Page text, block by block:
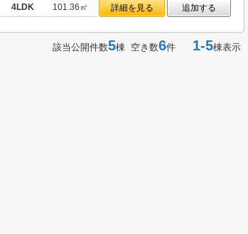
4LDK 101.36㎡ 詳細を見る 追加する
該当公開件数5棟 空き数6件 1-5棟表示